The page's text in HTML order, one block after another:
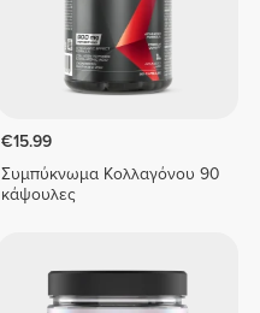
€15.99
Συμπύκνωμα Κολλαγόνου 90
κάψουλες